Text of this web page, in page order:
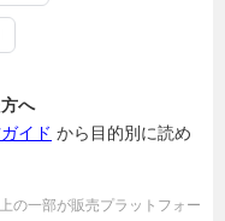
へ
イド から目的別に読め
の一部が販売プラットフォー